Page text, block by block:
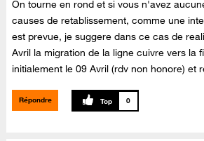
On tourne en rond et si vous n'avez
causes de retablissement, comme une
est prevue, je suggere dans ce cas de
Avril la migration de la ligne cuivre vers la
initialement le 09 Avril (rdv non honore) et
Répondre 0